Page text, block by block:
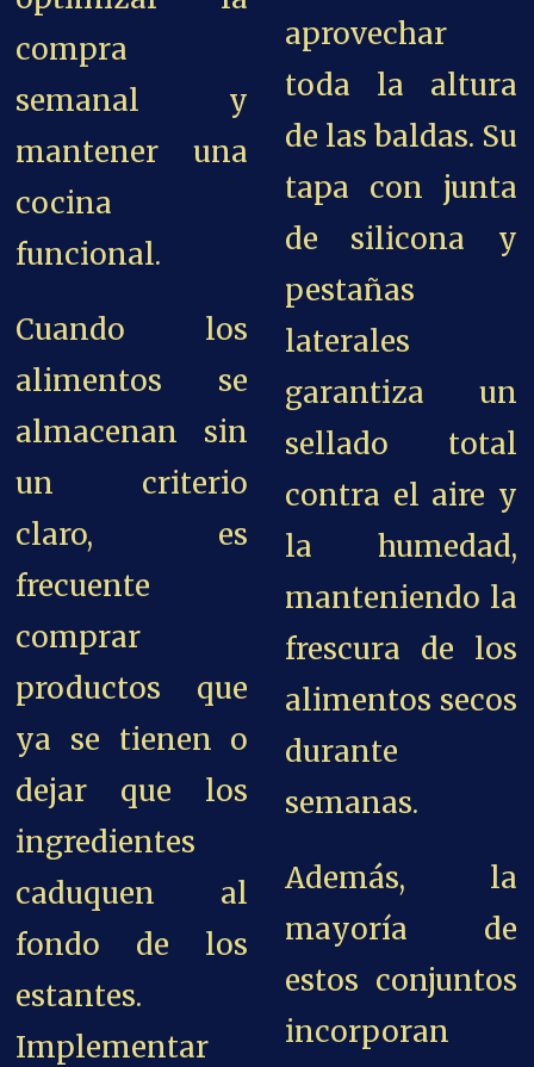
compra
semanal y
mantener una
cocina
funcional.
Cuando los
alimentos se
almacenan sin
un criterio
claro, es
frecuente
comprar
productos que
ya se tienen o
dejar que los
ingredientes
caduquen al
fondo de los
estantes.
Implementar
aprovechar
toda la altura
de las baldas. Su
tapa con junta
de silicona y
pestañas
laterales
garantiza un
sellado total
contra el aire y
la humedad,
manteniendo la
frescura de los
alimentos secos
durante
semanas.
Además, la
mayoría de
estos conjuntos
incorporan